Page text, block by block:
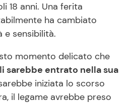
18 anni. Una ferita
ha cambiato
sensibilità.
momento delicato che
sarebbe entrato nella sua
iniziata lo scorso
il legame avrebbe preso